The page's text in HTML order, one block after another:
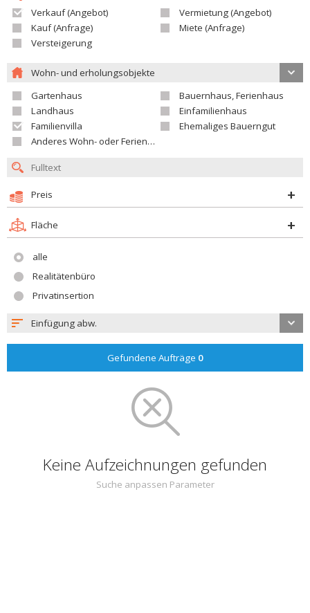
Verkauf (Angebot)
Vermietung (Angebot)
Kauf (Anfrage)
Miete (Anfrage)
Versteigerung
Wohn- und erholungsobjekte
Gartenhaus
Bauernhaus, Ferienhaus
Landhaus
Einfamilienhaus
Familienvilla
Ehemaliges Bauerngut
Anderes Wohn- oder Ferienobjekt
Preis
Fläche
alle
Realitätenbüro
Privatinsertion
Einfügung abw.
Gefundene Aufträge 0
Keine Aufzeichnungen gefunden
Suche anpassen Parameter